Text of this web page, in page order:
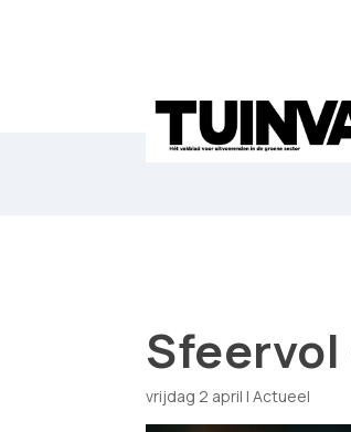
vrijdag 2 april | Actueel